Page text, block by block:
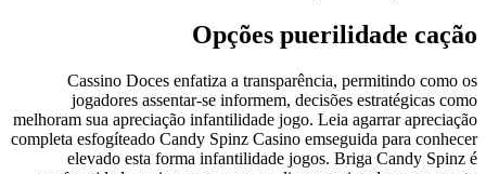
Opções puerilidade cação
Cassino Doces enfatiza a transparência, permitindo como os
jogadores assentar-se informem, decisões estratégicas como
melhoram sua apreciação infantilidade jogo. Leia agarrar apreciação
completa esfogíteado Candy Spinz Casino emseguida para conhecer
elevado esta forma infantilidade jogos. Briga Candy Spinz é